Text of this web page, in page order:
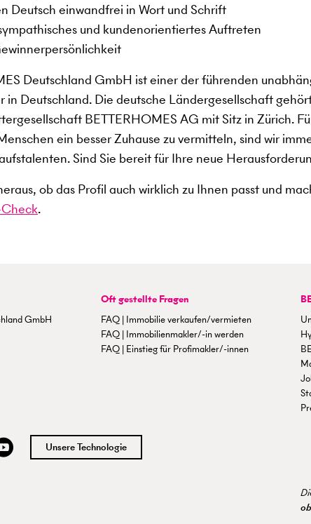
Deutsch einwandfrei in Wort und Schrift
und kundenorientiertes Auftreten
Deutschland GmbH ist einer der führenden
in Deutschland. Die deutsche Ländergesellschaft
BETTERHOMES AG mit Sitz in Zürich.
ein besser Zuhause zu vermitteln, sind wir
Sind Sie bereit für Ihre neue
ob das Profil auch wirklich zu Ihnen passt und
.
GmbH
Oft gestellte Fragen
FAQ | Immobilie verkaufen/vermieten
FAQ | Immobilienmakler/-in werden
FAQ | Einstieg für Profimakler/-innen
Unsere Technologie